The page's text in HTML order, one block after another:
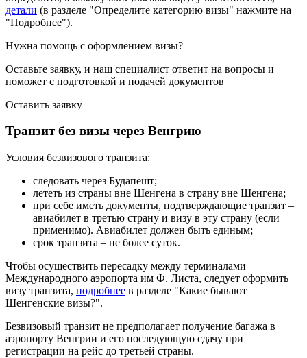
детали (в разделе "Определите категорию визы" нажмите на
"Подробнее").
Нужна помощь с оформлением визы?
Оставьте заявку, и наш специалист ответит на вопросы и
поможет с подготовкой и подачей документов
Оставить заявку
Транзит без визы через Венгрию
Условия безвизового транзита:
следовать через Будапешт;
лететь из страны вне Шенгена в страну вне Шенгена;
при себе иметь документы, подтверждающие транзит –
авиабилет в третью страну и визу в эту страну (если
применимо). Авиабилет должен быть единым;
срок транзита – не более суток.
Чтобы осуществить пересадку между терминалами
Международного аэропорта им Ф. Листа, следует оформить
визу транзита, подробнее в разделе "Какие бывают
Шенгенские визы?".
Безвизовый транзит не предполагает получение багажа в
аэропорту Венгрии и его последующую сдачу при
регистрации на рейс до третьей страны.